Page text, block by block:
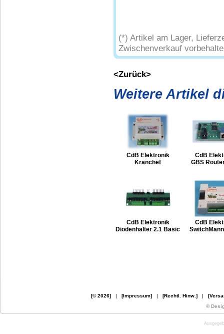
(*) Artikel am Lager,
Zwischenverkauf
<Zurück>
Weitere Artikel
CdB Elektronik
Kranchef
CdB
GBS
CdB Elektronik
Diodenhalter 2.1 Basic
CdB
[© 2026] | [Impressum] | [Rechtl. Hinw.] |
©